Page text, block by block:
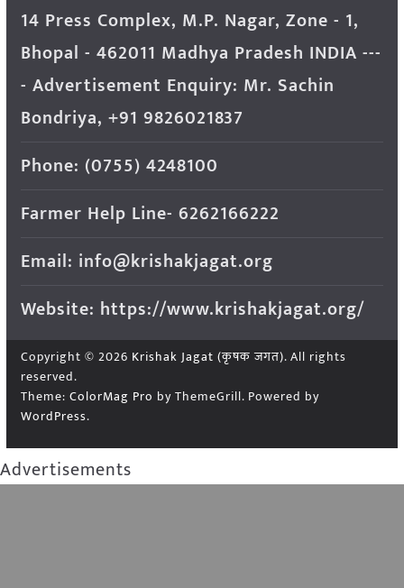
14 Press Complex, M.P. Nagar, Zone - 1,
Bhopal - 462011 Madhya Pradesh INDIA ---
- Advertisement Enquiry: Mr. Sachin
Bondriya, +91 9826021837
Phone: (0755) 4248100
Farmer Help Line- 6262166222
Email: info@krishakjagat.org
Website: https://www.krishakjagat.org/
Copyright © 2026 Krishak Jagat (कृषक जगत). All rights
reserved.
Theme: ColorMag Pro by ThemeGrill. Powered by
WordPress.
Advertisements